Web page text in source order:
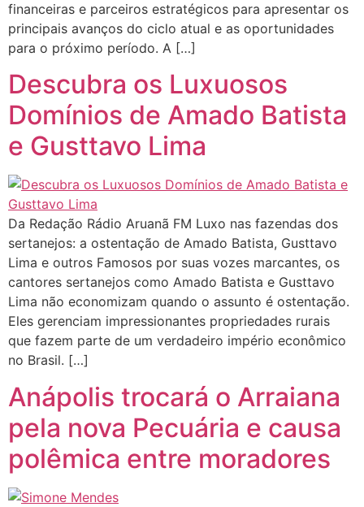
financeiras e parceiros estratégicos para apresentar os
principais avanços do ciclo atual e as oportunidades
para o próximo período. A […]
Descubra os Luxuosos
Domínios de Amado Batista
e Gusttavo Lima
Da Redação Rádio Aruanã FM Luxo nas fazendas dos
sertanejos: a ostentação de Amado Batista, Gusttavo
Lima e outros Famosos por suas vozes marcantes, os
cantores sertanejos como Amado Batista e Gusttavo
Lima não economizam quando o assunto é ostentação.
Eles gerenciam impressionantes propriedades rurais
que fazem parte de um verdadeiro império econômico
no Brasil. […]
Anápolis trocará o Arraiana
pela nova Pecuária e causa
polêmica entre moradores